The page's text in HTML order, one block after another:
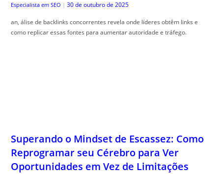
Especialista em SEO | 30 de outubro de 2025
an, álise de backlinks concorrentes revela onde líderes obtêm links e
como replicar essas fontes para aumentar autoridade e tráfego.
Superando o Mindset de Escassez: Como
Reprogramar seu Cérebro para Ver
Oportunidades em Vez de Limitações